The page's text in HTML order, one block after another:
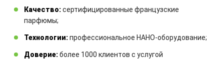
комплектом бамбуковых палочек
550,00₴
Качество:сертифицированные французские
парфюмы;
Технологии:профессиональное НАНО-оборудование;
Доверие:более 1000 клиентов с услугой